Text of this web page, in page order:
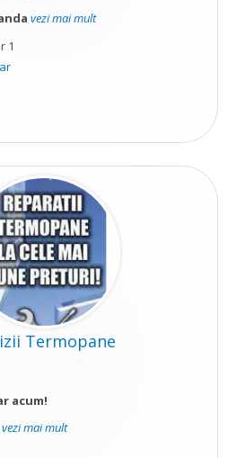
vezi mai mult
1
Termopane
acum!
vezi mai mult